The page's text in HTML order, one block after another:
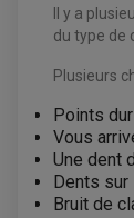
Il y a
du type de
Plusieurs
Points
Vous
Une dent
Dents sur
Bruit de